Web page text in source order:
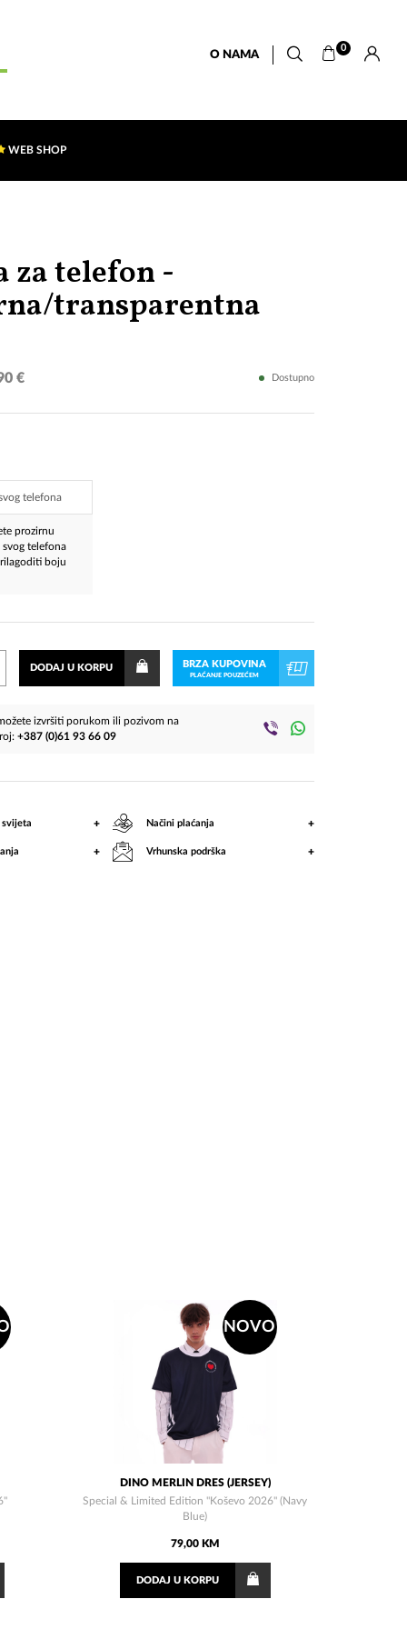
O NAMA
0
WEB SHOP
za telefon -
transparentna
€ Dostupno
prozirnu
telefona
boju
DODAJ U KORPU BRZA KUPOVINA
PLAĆANJE POUZEĆEM
izvršiti porukom ili pozivom na
+387 (0)61 93 66 09
svijeta + Načini plaćanja +
+ Vrhunska podrška +
NOVO
DINO MERLIN DRES (JERSEY)
Special & Limited Edition "Koševo 2026" (Navy
Blue)
79,00 KM
DODAJU KORPU